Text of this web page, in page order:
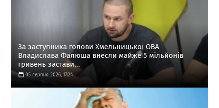
За заступника голови Хмельницької ОВА
Владислава Фалюша внесли майже 5 мільйонів
гривень застави...
05 серпня 2026, 17:24